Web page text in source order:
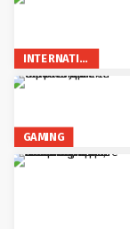
INTERNATIONAL
GAMING